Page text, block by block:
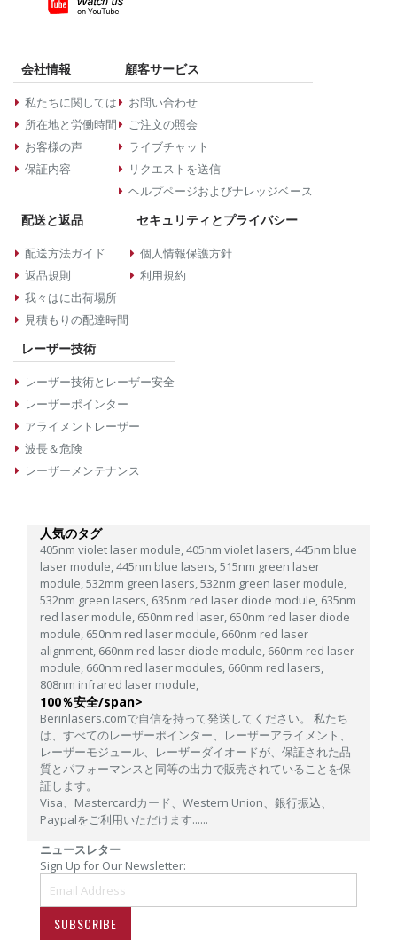
会社情報
私たちに関しては
所在地と労働時間
お客様の声
保証内容
顧客サービス
お問い合わせ
ご注文の照会
ライブチャット
リクエストを送信
ヘルプページおよびナレッジベース
配送と返品
配送方法ガイド
返品規則
我々はに出荷場所
見積もりの配達時間
セキュリティとプライバシー
個人情報保護方針
利用規約
レーザー技術
レーザー技術とレーザー安全
レーザーポインター
アライメントレーザー
波長＆危険
レーザーメンテナンス
人気のタグ
405nm violet laser module,405nm violet lasers,445nm blue
laser module,445nm blue lasers,515nm green laser
module,532mm green lasers,532nm green laser module,
532nm green lasers, 635nm red laser diode module, 635nm
red laser module, 650nm red laser, 650nm red laser diode
module, 650nm red laser module, 660nm red laser
alignment, 660nm red laser diode module, 660nm red laser
module, 660nm red laser modules, 660nm red lasers,
808nm infrared laser module,
100％安全/span>
Berinlasers.comで自信を持って発送してください。 私たち
は、すべてのレーザーポインター、レーザーアライメント、
レーザーモジュール、レーザーダイオードが、保証された品
質とパフォーマンスと同等の出力で販売されていることを保
証します。
Visa、Mastercardカード、Western Union、銀行振込、
Paypalをご利用いただけます......
ニュースレター
Sign Up for Our Newsletter:
SUBSCRIBE